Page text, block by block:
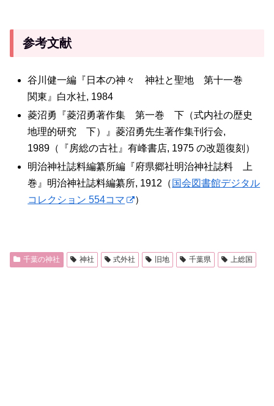
参考文献
谷川健一編『日本の神々 神社と聖地 第十一巻
関東』白水社, 1984
菱沼勇『菱沼勇著作集 第一巻 下（式内社の歴史
地理的研究 下）』菱沼勇先生著作集刊行会,
1989（『房総の古社』有峰書店, 1975 の改題復刻）
明治神社誌料編纂所編『府県郷社明治神社誌料 上
巻』明治神社誌料編纂所, 1912（ 国会図書館デジタル
コレクション 554コマ
）
千葉の神社 神社 式外社 旧地 千葉県 上総国